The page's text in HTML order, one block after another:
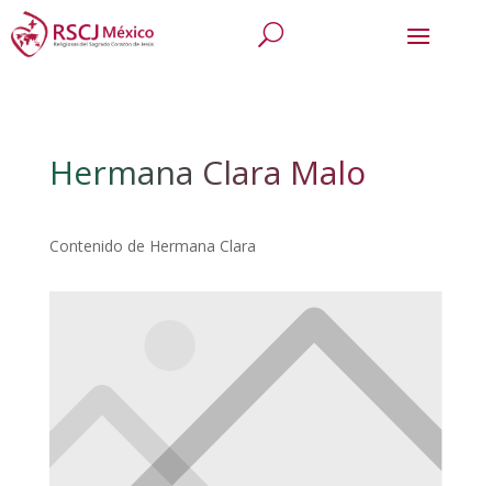
Hermana Clara Malo
Contenido de Hermana Clara